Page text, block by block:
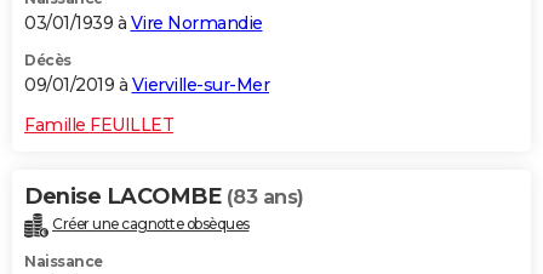
03/01/1939 à Vire Normandie
Décès
09/01/2019 à Vierville-sur-Mer
Famille FEUILLET
Denise LACOMBE (83 ans)
Créer une cagnotte obsèques
Naissance